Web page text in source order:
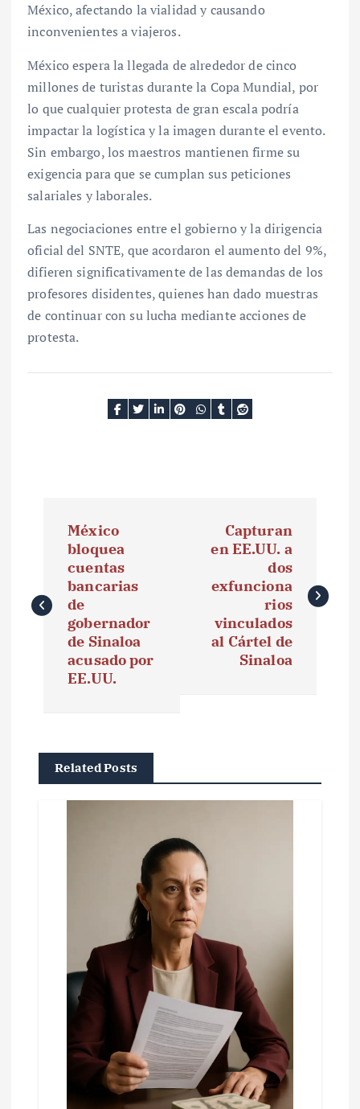
México, afectando la vialidad y causando
inconvenientes a viajeros.
México espera la llegada de alrededor de cinco
millones de turistas durante la Copa Mundial, por
lo que cualquier protesta de gran escala podría
impactar la logística y la imagen durante el evento.
Sin embargo, los maestros mantienen firme su
exigencia para que se cumplan sus peticiones
salariales y laborales.
Las negociaciones entre el gobierno y la dirigencia
oficial del SNTE, que acordaron el aumento del 9%,
difieren significativamente de las demandas de los
profesores disidentes, quienes han dado muestras
de continuar con su lucha mediante acciones de
protesta.
e
México
bloquea
cuentas
bancarias
de
gobernador
de Sinaloa
acusado por
EE.UU.
Capturan
en EE.UU. a
dos
exfunciona
rios
vinculados
al Cártel de
Sinaloa
Related Posts